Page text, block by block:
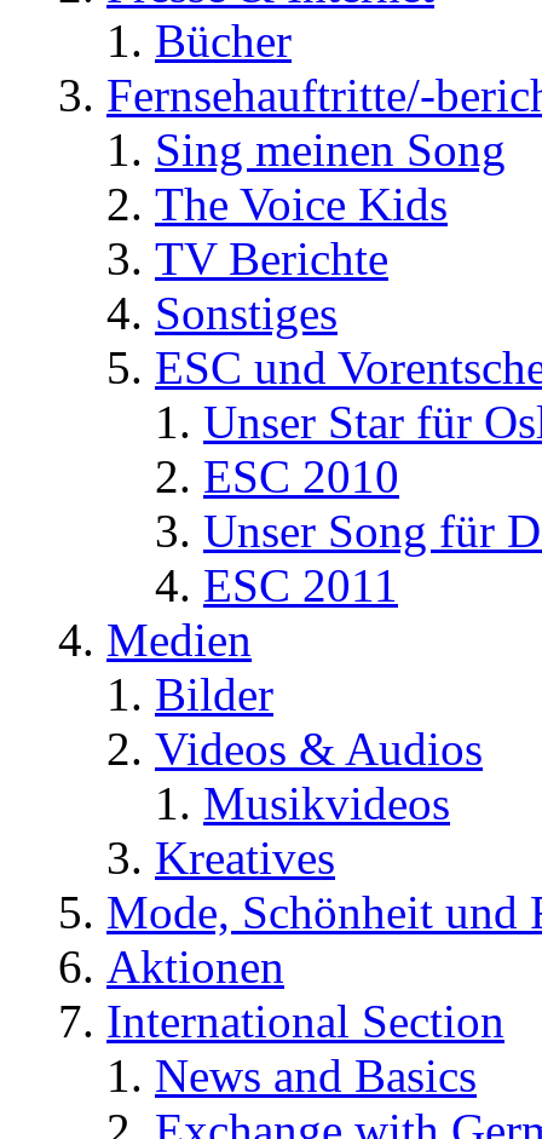
Bücher
Fernsehauftritte/-
Sing meinen Song
The Voice Kids
TV Berichte
Sonstiges
ESC und
Unser Star für
ESC 2010
Unser Song für
ESC 2011
Medien
Bilder
Videos & Audios
Musikvideos
Kreatives
Mode, Schönheit und
Aktionen
International Section
News and Basics